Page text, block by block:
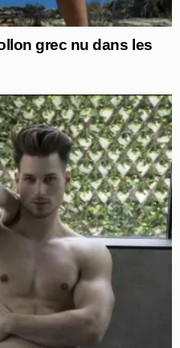
grec nu dans les